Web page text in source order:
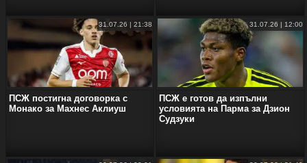
31.07.26 | 21:38
ПСЖ постигна договорка с
Монако за Махнес Аклиуш
31.07.26 | 12:00
ПСЖ е готов да изпълни
условията на Парма за Дзион
Судзуки